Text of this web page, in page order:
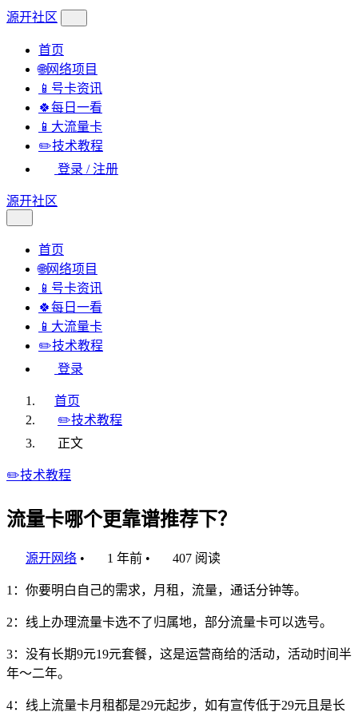
源开社区
首页
🌐网络项目
📱号卡资讯
🍀每日一看
📱大流量卡
✏️技术教程
登录 / 注册
源开社区
首页
🌐网络项目
📱号卡资讯
🍀每日一看
📱大流量卡
✏️技术教程
登录
首页
✏️技术教程
正文
✏️技术教程
流量卡哪个更靠谱推荐下？
源开网络 • 1 年前 • 407 阅读
1：你要明白自己的需求，月租，流量，通话分钟等。
2：线上办理流量卡选不了归属地，部分流量卡可以选号。
3：没有长期9元19元套餐，这是运营商给的活动，活动时间半
年～二年。
4：线上流量卡月租都是29元起步，如有宣传低于29元且是长